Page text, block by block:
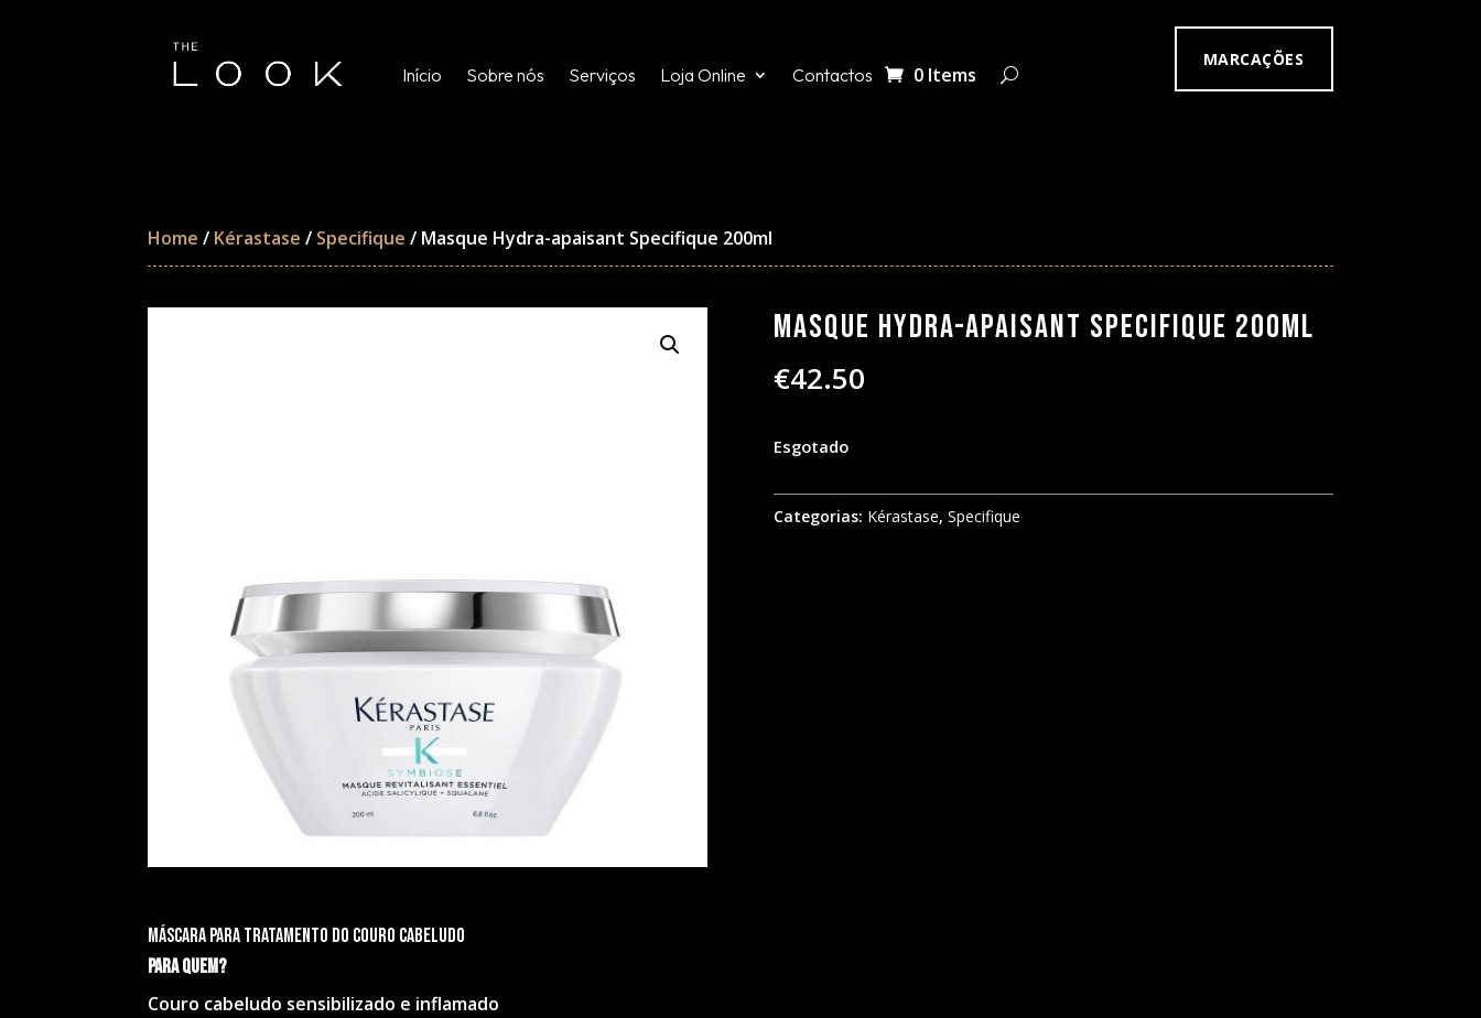
Início Sobre nós Serviços Loja Online Contactos 0 Items
MARCAÇÕES
Home / Kérastase / Specifique / Masque Hydra-apaisant Specifique 200ml
Masque Hydra-apaisant Specifique 200ml
€42.50
Esgotado
Categorias: Kérastase, Specifique
Máscara para tratamento do couro cabeludo
Para quem?
Couro cabeludo sensibilizado e inflamado